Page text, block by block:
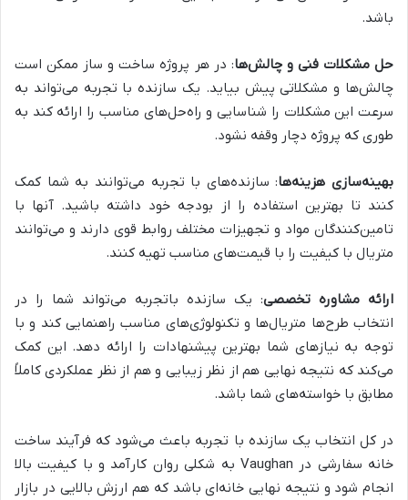
باشد.
حل مشکلات فنی و چالش‌ها: در هر پروژه ساخت و ساز ممکن است
چالش‌ها و مشکلاتی پیش بیاید. یک سازنده با تجربه می‌تواند به
سرعت این مشکلات را شناسایی و راه‌حل‌های مناسب را ارائه کند به
طوری که پروژه دچار وقفه نشود.
بهینه‌سازی هزینه‌ها: سازنده‌های با تجربه می‌توانند به شما کمک
کنند تا بهترین استفاده را از بودجه خود داشته باشید. آنها با
تامین‌کنندگان مواد و تجهیزات مختلف روابط قوی دارند و می‌توانند
متریال با کیفیت را با قیمت‌های مناسب تهیه کنند.
ارائه مشاوره تخصصی: یک سازنده باتجربه می‌تواند شما را در
انتخاب طرح‌ها متریال‌ها و تکنولوژی‌های مناسب راهنمایی کند و با
توجه به نیازهای شما بهترین پیشنهادات را ارائه دهد. این کمک
می‌کند که نتیجه نهایی هم از نظر زیبایی و هم از نظر عملکردی کاملاً
مطابق با خواسته‌های شما باشد.
در کل انتخاب یک سازنده با تجربه باعث می‌شود که فرآیند ساخت
خانه سفارشی در Vaughan به شکلی روان کارآمد و با کیفیت بالا
انجام شود و نتیجه نهایی خانه‌ای باشد که هم ارزش بالایی در بازار